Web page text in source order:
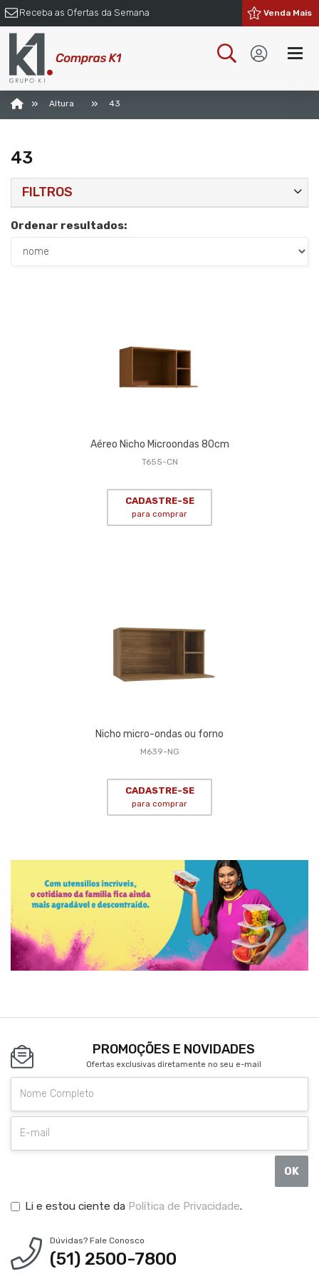
Receba as Ofertas da Semana Venda Mais
» Altura » 43
43
FILTROS
Ordenar resultados:
Aéreo Nicho Microondas 80cm
T655-CN
CADASTRE-SE
para comprar
Nicho micro-ondas ou forno
M639-NG
CADASTRE-SE
para comprar
PROMOÇÕES E NOVIDADES
Ofertas exclusivas diretamente no seu e-mail
OK
Li e estou ciente da Política de Privacidade.
Dúvidas? Fale Conosco
(51) 2500-7800